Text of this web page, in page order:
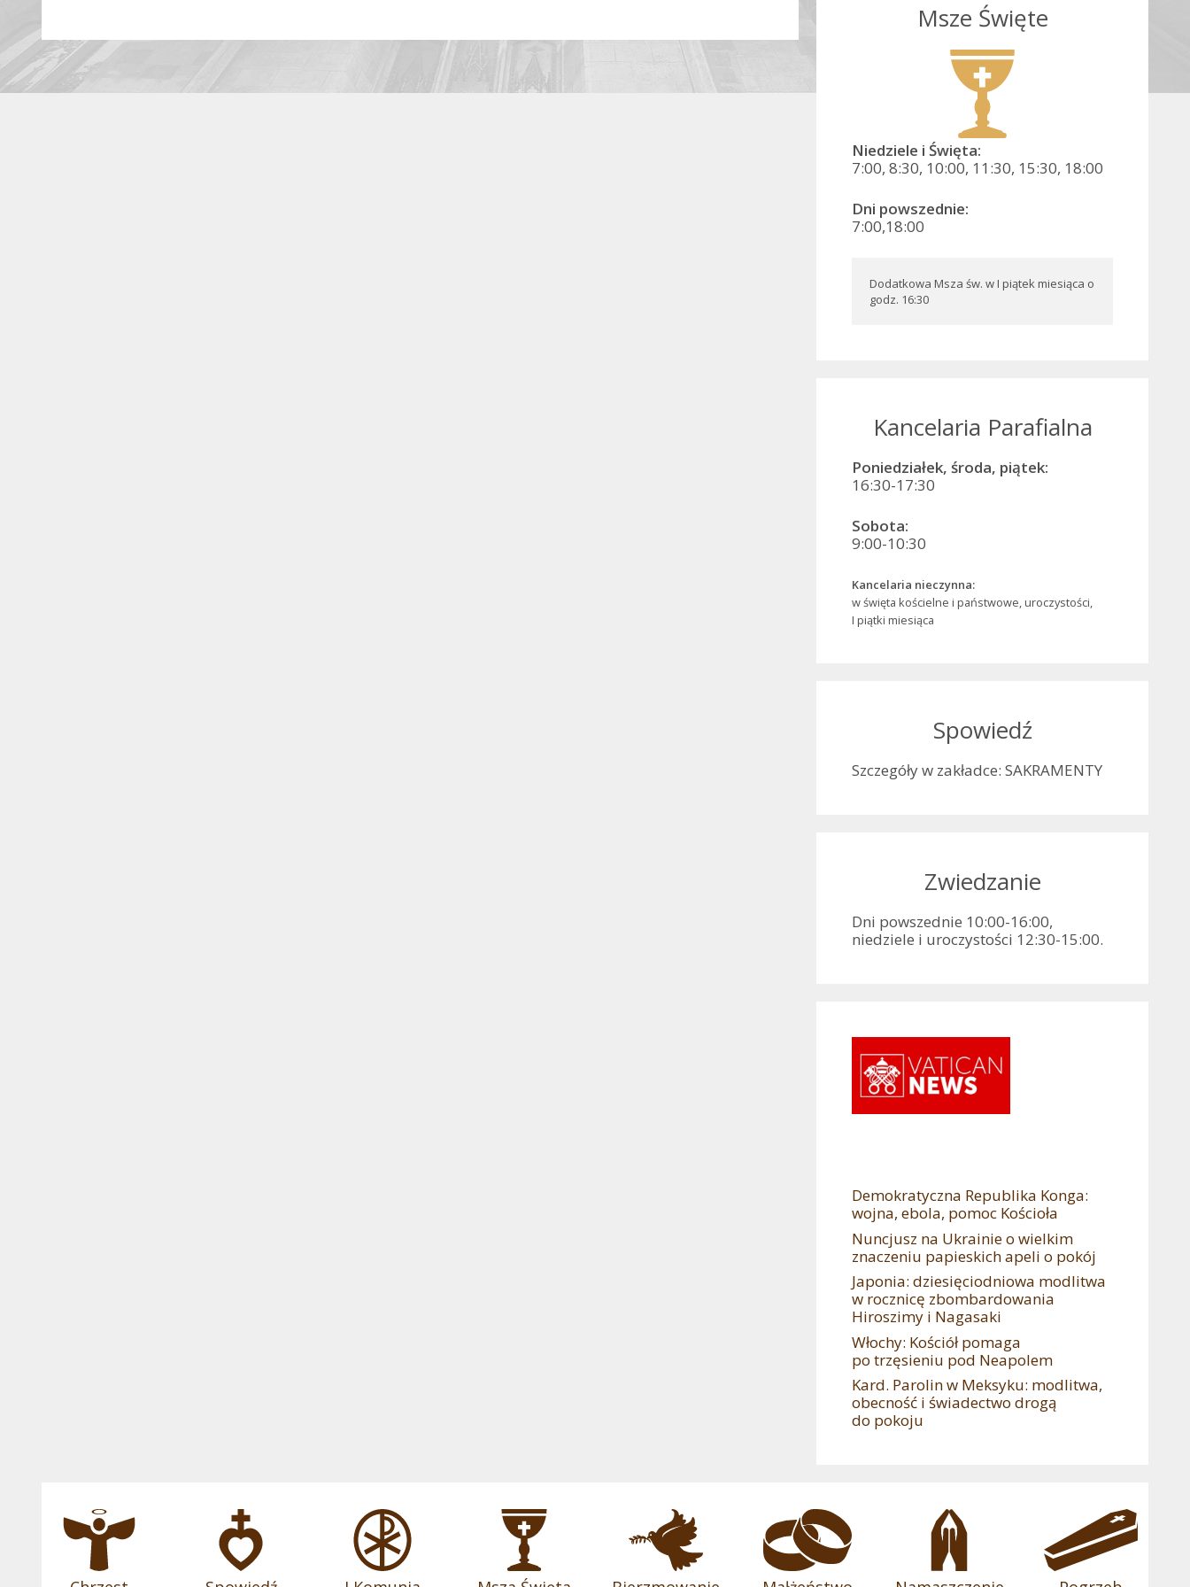
Msze Święte
Niedziele i Święta:
7:00, 8:30, 10:00, 11:30, 15:30, 18:00
Dni powszednie:
7:00,18:00
Dodatkowa Msza św. w I piątek miesiąca o
godz. 16:30
Kancelaria Parafialna
Poniedziałek, środa, piątek:
16:30-17:30
Sobota:
9:00-10:30
Kancelaria nieczynna:
w święta kościelne i państwowe, uroczystości,
I piątki miesiąca
Spowiedź
Szczegóły w zakładce: SAKRAMENTY
Zwiedzanie
Dni powszednie 10:00-16:00,
niedziele i uroczystości 12:30-15:00.
Demokratyczna Republika Konga:
wojna, ebola, pomoc Kościoła
Nuncjusz na Ukrainie o wielkim
znaczeniu papieskich apeli o pokój
Japonia: dziesięciodniowa modlitwa
w rocznicę zbombardowania
Hiroszimy i Nagasaki
Włochy: Kościół pomaga
po trzęsieniu pod Neapolem
Kard. Parolin w Meksyku: modlitwa,
obecność i świadectwo drogą
do pokoju